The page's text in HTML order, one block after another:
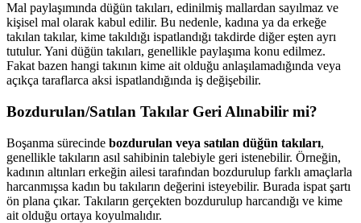
Mal paylaşımında düğün takıları, edinilmiş mallardan sayılmaz ve
kişisel mal olarak kabul edilir. Bu nedenle, kadına ya da erkeğe
takılan takılar, kime takıldığı ispatlandığı takdirde diğer eşten ayrı
tutulur. Yani düğün takıları, genellikle paylaşıma konu edilmez.
Fakat bazen hangi takının kime ait olduğu anlaşılamadığında veya
açıkça taraflarca aksi ispatlandığında iş değişebilir.
Bozdurulan/Satılan Takılar Geri Alınabilir mi?
Boşanma sürecinde bozdurulan veya satılan düğün takıları,
genellikle takıların asıl sahibinin talebiyle geri istenebilir. Örneğin,
kadının altınları erkeğin ailesi tarafından bozdurulup farklı amaçlarla
harcanmışsa kadın bu takıların değerini isteyebilir. Burada ispat şartı
ön plana çıkar. Takıların gerçekten bozdurulup harcandığı ve kime
ait olduğu ortaya koyulmalıdır.